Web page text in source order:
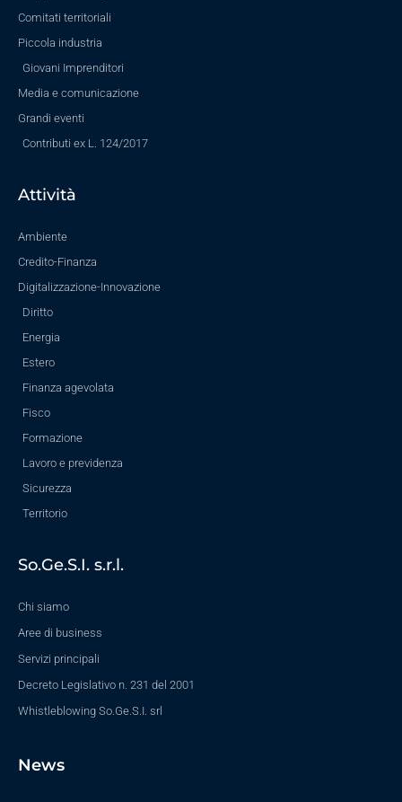
Comitati territoriali
Piccola industria
Giovani Imprenditori
Media e comunicazione
Grandi eventi
Contributi ex L. 124/2017
Attività
Ambiente
Credito-Finanza
Digitalizzazione-Innovazione
Diritto
Energia
Estero
Finanza agevolata
Fisco
Formazione
Lavoro e previdenza
Sicurezza
Territorio
So.Ge.S.I. s.r.l.
Chi siamo
Aree di business
Servizi principali
Decreto Legislativo n. 231 del 2001
Whistleblowing So.Ge.S.I. srl
News